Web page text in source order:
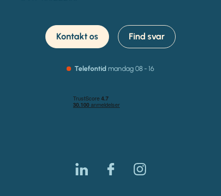
Kontakt os Find svar
Telefontid mandag08 - 16